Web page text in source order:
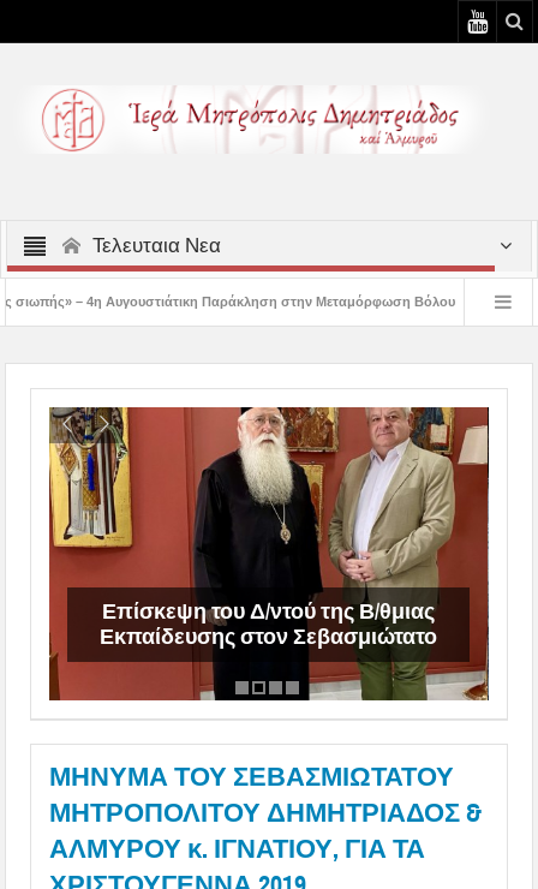
Τελευταια Νεα
Παράκληση στην Μεταμόρφωση Βόλου Επίσκεψη του Δ/ντού της Β/
Επίσκεψη του Δ/ντού της Β/θμιας
Εκπαίδευσης στον Σεβασμιώτατο
ΜΗΝΥΜΑ ΤΟΥ ΣΕΒΑΣΜΙΩΤΑΤΟΥ
ΜΗΤΡΟΠΟΛΙΤΟΥ ΔΗΜΗΤΡΙΑΔΟΣ &
ΑΛΜΥΡΟΥ κ. ΙΓΝΑΤΙΟΥ, ΓΙΑ ΤΑ